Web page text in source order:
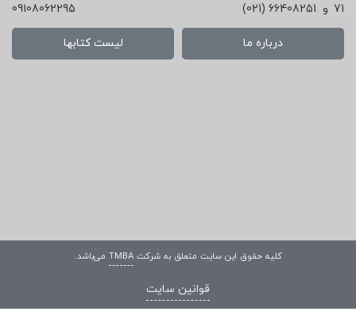
(021) 66408251 و 71
09108062295
درباره ما لیست کتابها
کلیه حقوق این سایت متعلق به شرکتTMBA می‌باشد.
قوانین سایت